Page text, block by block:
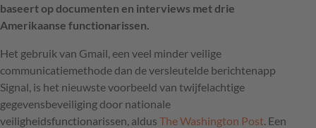
baseert op documenten en interviews met drie
Amerikaanse functionarissen.
Het gebruik van Gmail, een veel minder veilige
communicatiemethode dan de versleutelde berichtenapp
Signal, is het nieuwste voorbeeld van twijfelachtige
gegevensbeveiliging door nationale
veiligheidsfunctionarissen, aldus The Washington Post . Een